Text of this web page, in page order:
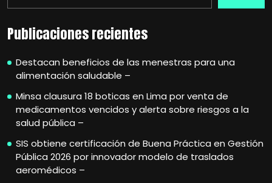
Publicaciones recientes
Destacan beneficios de las menestras para una
alimentación saludable –
Minsa clausura 18 boticas en Lima por venta de
medicamentos vencidos y alerta sobre riesgos a la
salud pública –
SIS obtiene certificación de Buena Práctica en Gestión
Pública 2026 por innovador modelo de traslados
aeromédicos –